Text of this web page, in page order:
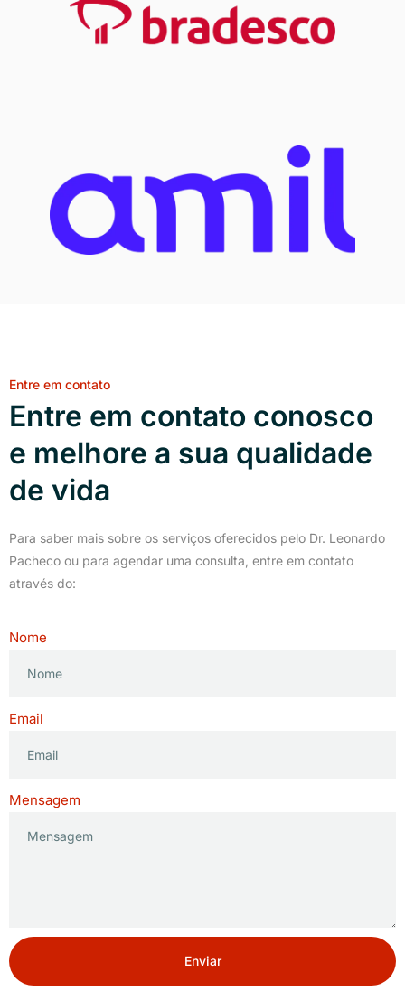
Entre em contato
Entre em contato conosco
e melhore a sua qualidade
de vida
Para saber mais sobre os serviços oferecidos pelo Dr. Leonardo
Pacheco ou para agendar uma consulta, entre em contato
através do:
Nome
Email
Mensagem
Enviar